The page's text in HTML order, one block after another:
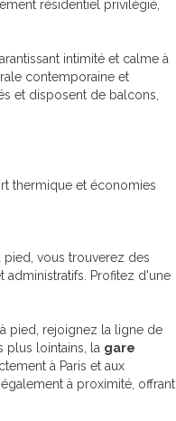
résidentiel privilégié,
intimité et calme à
contemporaine et
et disposent de balcons,
thermique et économies
vous trouverez des
administratifs. Profitez d'une
pied, rejoignez la ligne de
plus lointains, la gare
à Paris et aux
à proximité, offrant